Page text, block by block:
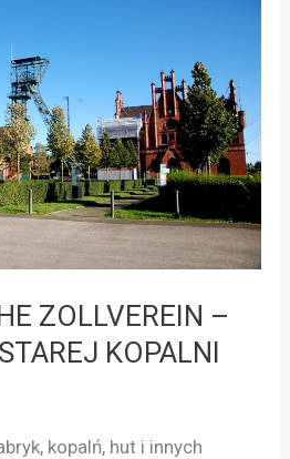
ZOLLVEREIN –
KOPALNI
kopalń, hut i innych